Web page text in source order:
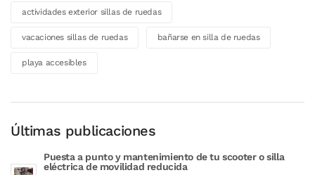
actividades exterior sillas de ruedas
vacaciones sillas de ruedas bañarse en silla de ruedas
playa accesibles
Últimas publicaciones
Puesta a punto y mantenimiento de tu scooter o silla
eléctrica de movilidad reducida